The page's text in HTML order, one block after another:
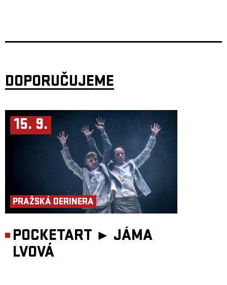
DOPORUČUJEME
15. 9.
PRAŽSKÁ DERINERA
POCKETART ► JÁMA
LVOVÁ